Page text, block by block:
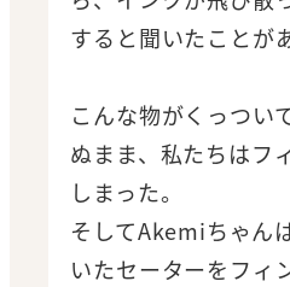
すると聞いたことが
こんな物がくっつい
ぬまま、私たちはフ
しまった。
そしてAkemiちゃん
いたセーターをフィ